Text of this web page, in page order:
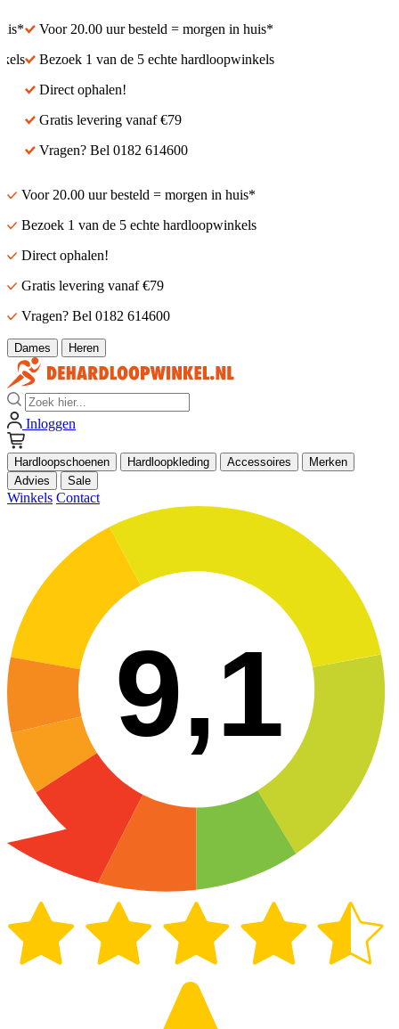
Voor 20.00 uur besteld = morgen in huis*
Bezoek 1 van de 5 echte hardloopwinkels
Direct ophalen!
Gratis levering vanaf €79
Vragen? Bel 0182 614600
Voor 20.00 uur besteld = morgen in huis*
Bezoek 1 van de 5 echte hardloopwinkels
Direct ophalen!
Gratis levering vanaf €79
Vragen? Bel 0182 614600
Dames Heren
Zoek
Inloggen
Hardloopschoenen Hardloopkleding Accessoires
Merken
Advies
Sale
Winkels Contact
9,1